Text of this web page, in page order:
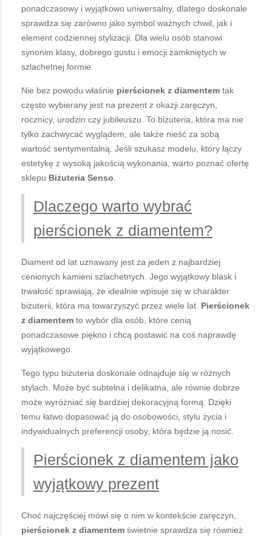
ponadczasowy i wyjątkowo uniwersalny, dlatego doskonale
sprawdza się zarówno jako symbol ważnych chwil, jak i
element codziennej stylizacji. Dla wielu osób stanowi
synonim klasy, dobrego gustu i emocji zamkniętych w
szlachetnej formie.
Nie bez powodu właśnie pierścionek z diamentem tak
często wybierany jest na prezent z okazji zaręczyn,
rocznicy, urodzin czy jubileuszu. To biżuteria, która ma nie
tylko zachwycać wyglądem, ale także nieść za sobą
wartość sentymentalną. Jeśli szukasz modelu, który łączy
estetykę z wysoką jakością wykonania, warto poznać ofertę
sklepu Biżuteria Senso
Dlaczego warto wybrać
pierścionek z diamentem?
Diament od lat uznawany jest za jeden z najbardziej
cenionych kamieni szlachetnych. Jego wyjątkowy blask i
trwałość sprawiają, że idealnie wpisuje się w charakter
biżuterii, która ma towarzyszyć przez wiele lat. Pierścionek
z diamentem to wybór dla osób, które cenią
ponadczasowe piękno i chcą postawić na coś naprawdę
wyjątkowego.
Tego typu biżuteria doskonale odnajduje się w różnych
stylach. Może być subtelna i delikatna, ale równie dobrze
może wyróżniać się bardziej dekoracyjną formą. Dzięki
temu łatwo dopasować ją do osobowości, stylu życia i
indywidualnych preferencji osoby, która będzie ją nosić.
Pierścionek z diamentem jako
wyjątkowy prezent
Choć najczęściej mówi się o nim w kontekście zaręczyn,
pierścionek z diamentem świetnie sprawdza się również